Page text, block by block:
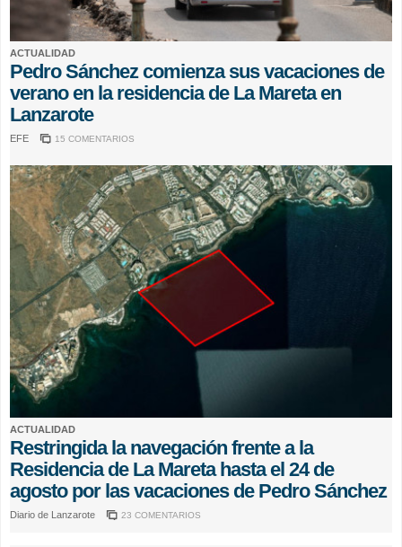
ACTUALIDAD
Pedro Sánchez comienza sus vacaciones de
verano en la residencia de La Mareta en
Lanzarote
EFE 15 COMENTARIOS
ACTUALIDAD
Restringida la navegación frente a la
Residencia de La Mareta hasta el 24 de
agosto por las vacaciones de Pedro Sánchez
Diario de Lanzarote 23 COMENTARIOS